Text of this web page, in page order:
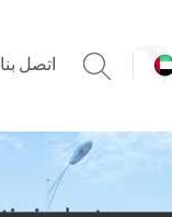
اتصل بنا